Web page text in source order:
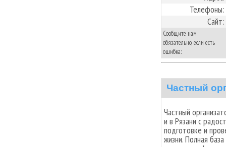
Телефоны:
Сайт:
Сообщите нам
обязательно, если есть
ошибка:
Частный
Частный
и в Рязани с
подготовке и
жизни. Полная